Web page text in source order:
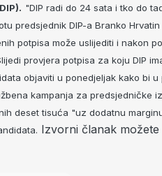
"DIP radi do 24 sata i tko do
predsjednik DIP-a Branko Hrvatin
potpisa može uslijediti i nakon
provjera potpisa za koju DIP
objaviti u ponedjeljak kako bi u
kampanja za predsjedničke
deset tisuća "uz dodatnu
Izvorni članak možete